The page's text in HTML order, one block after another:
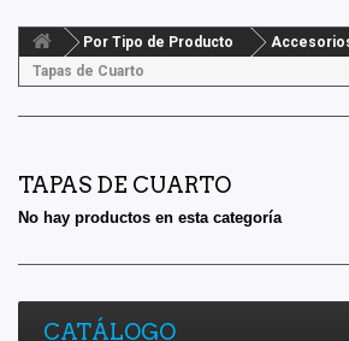
Por Tipo de Producto
Tapas de Cuarto
TAPAS DE CUARTO
No hay productos en esta categoría
CATÁLOGO